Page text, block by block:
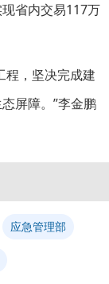
省内交易117万
程，坚决完成建
屏障。”李金鹏
应急管理部